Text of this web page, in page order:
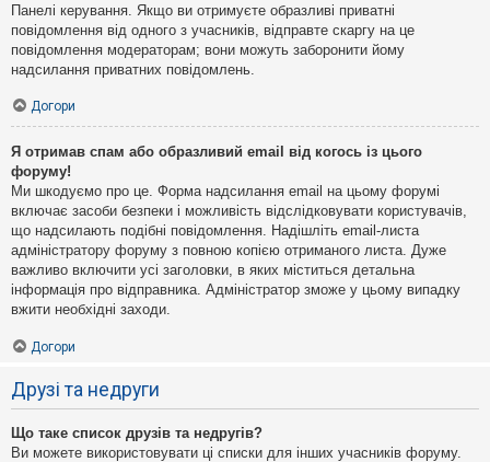
Панелі керування. Якщо ви отримуєте образливі приватні
повідомлення від одного з учасників, відправте скаргу на це
повідомлення модераторам; вони можуть заборонити йому
надсилання приватних повідомлень.
Догори
Я отримав спам або образливий email від когось із цього
форуму!
Ми шкодуємо про це. Форма надсилання email на цьому форумі
включає засоби безпеки і можливість відслідковувати користувачів,
що надсилають подібні повідомлення. Надішліть email-листа
адміністратору форуму з повною копією отриманого листа. Дуже
важливо включити усі заголовки, в яких міститься детальна
інформація про відправника. Адміністратор зможе у цьому випадку
вжити необхідні заходи.
Догори
Друзі та недруги
Що таке список друзів та недругів?
Ви можете використовувати ці списки для інших учасників форуму.